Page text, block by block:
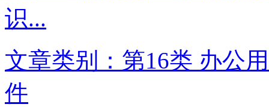
识...
文章类别：第16类 办公
件